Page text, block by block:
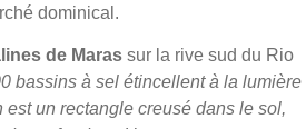
dominical.
de Maras sur la rive sud du Rio
bassins à sel étincellent à la lumière
un rectangle creusé dans le sol,